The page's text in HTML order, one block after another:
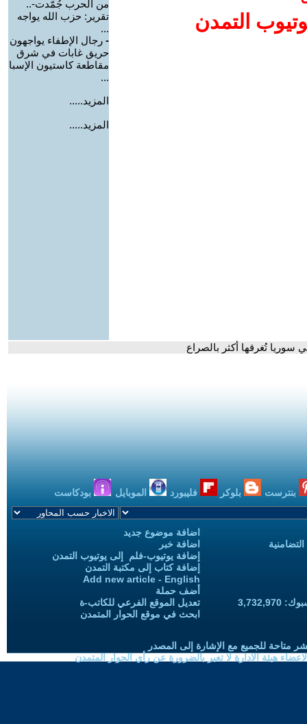
التمدن
من الحرب جُمّدت-..
تقرير: حزب الله يواجه
...
- رجال الإطفاء يواجهون
حريق غابات في شرق
مقاطعة كاستيون الإسبا
...
المزيد.....
المزيد.....
تُغرقها أكثر بالصراع
بنترست بلوكر فليبورد الموبايل بودكاست
اضافة موضوع جديد
اضافة خبر
إضافة يوتيوب-فلم إلى يوتيوب التمدن
إضافة كتاب إلى مكتبة التمدن
Add new article - English
أضف حملة
تعديل الموقع الفرعي للكاتب-ة
ابحث في موقع الحوار المتمدن
متاحة للجميع مع الإشارة إلى المصدر
هيئة الادارة لا تعبر بالضرورة عن رأي الحوار المتمدن